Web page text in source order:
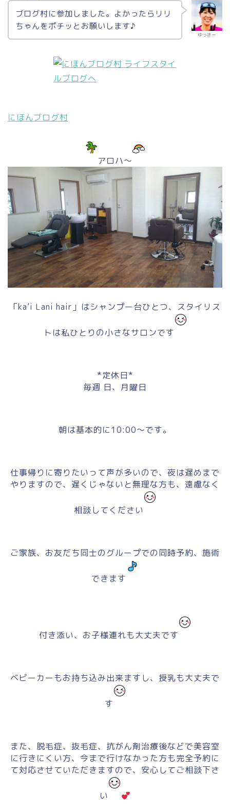
ゆっきー
ブログ村に参加しました。よかったらリリ
ちゃんをポチッとお願いします♪
にほんブログ村
アロハ～
「ka’i Lani hair」はシャンプー台ひとつ、スタイリス
トは私ひとりの小さなサロンです
*定休日*
毎週 日、月曜日
朝は基本的に10:00～です。
仕事帰りに寄りたいって声が多いので、夜は遅めまで
やりますので、遅くじゃないと無理な方も、遠慮なく
相談してください
ご家族、お友だち同士のグループでの同時予約、施術
できます
付き添い、お子様連れも大丈夫です
ベビーカーもお持ち込み出来ますし、授乳も大丈夫で
す
また、脱毛症、抜毛症、抗がん剤治療後などで美容室
に行きにくい方、今まで行けなかった方も完全予約に
て対応させていただきますので、安心してご相談下さ
い